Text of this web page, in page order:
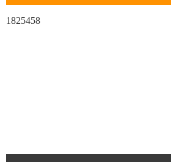
1825458